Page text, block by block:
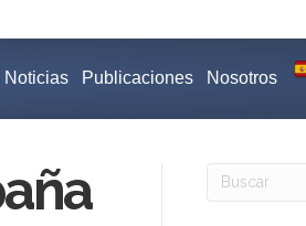
Noticias Publicaciones Nosotros